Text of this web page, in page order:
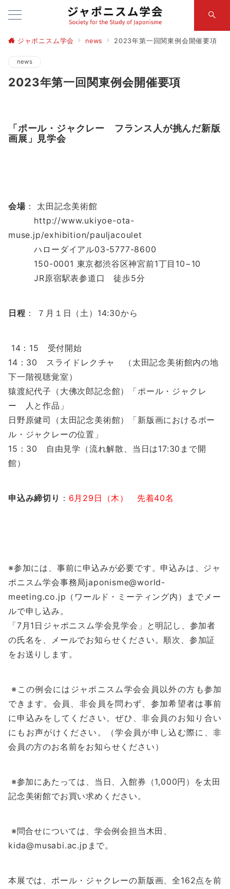
ジャポニスム学会 news 2023年第一回関東例会開催要項
news
2023年第一回関東例会開催要項
「ポール・ジャクレー フランス人が挑んだ新版
画展」見学会
会場：
太田記念美術館
http://www.ukiyoe-ota-
muse.jp/exhibition/pauljacoulet
ハローダイアル03-5777-8600
150-0001 東京都渋谷区神宮前1丁目 10−10
JR原宿駅表参道口 徒歩5分
日程 ： ７月１日（土） 14:30から
14 ： 15 受付開始
14 ： 30
スライドレクチャ （太田記念美術館内の地
下一階視聴覚室）
猿渡紀代子（大佛次郎記念館）「ポール・ジャクレ
ー 人と作品」
日野原健司（太田記念美術館）「新版画におけるポー
ル・ジャクレーの位置」
15 ： 30 自由見学（流れ解散、当日は17:30 まで開
館）
申込み締切り ： 6⽉ 29 ⽇（木） 先着40名
※参加には、事前に申込みが必要です。申込みは、ジャ
ポニスム学会事務局japonisme@world-
meeting.co.jp （ワールド・ミーティング内）までメー
ルで申し込み。
「7月 1 日ジャポニスム学会見学会」と明記し、参加者
の氏名を、メールでお知らせください。順次、参加証
をお送りします。
※この例会にはジャポニスム学会会員以外の方も参加
できます。会員、非会員を問わず、参加希望者は事前
に申込みをしてください。ぜひ、非会員のお知り合い
にもお声がけください。（学会員が申し込む際に、非
会員の方のお名前をお知らせください）
※参加にあたっては、当日、入館券（1,000円）を太田
記念美術館でお買い求めください。
※問合せについては、学会例会担当木田、
kida@musabi.ac.jp まで。
本展では、ポール・ジャクレーの新版画、全162点を前